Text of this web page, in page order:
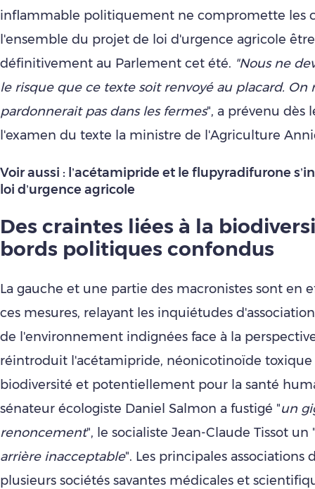
inflammable politiquement ne compromette les
l'ensemble du projet de loi d'urgence agricole
définitivement au Parlement cet été. "Nous ne
le risque que ce texte soit renvoyé au placard. On
pardonnerait pas dans les fermes", a prévenu dès
l'examen du texte la ministre de l'Agriculture
Voir aussi : l’acétamipride et le flupyradifurone
loi d’urgence agricole
Des craintes liées à la
bords politiques confondus
La gauche et une partie des macronistes sont en
ces mesures, relayant les inquiétudes
de l'environnement indignées face à la
réintroduit l'acétamipride, néonicotinoïde toxique
biodiversité et potentiellement pour la santé
sénateur écologiste Daniel Salmon a fustigé "un
renoncement", le socialiste Jean-Claude Tissot un
arrière inacceptable". Les principales associations
plusieurs sociétés savantes médicales et